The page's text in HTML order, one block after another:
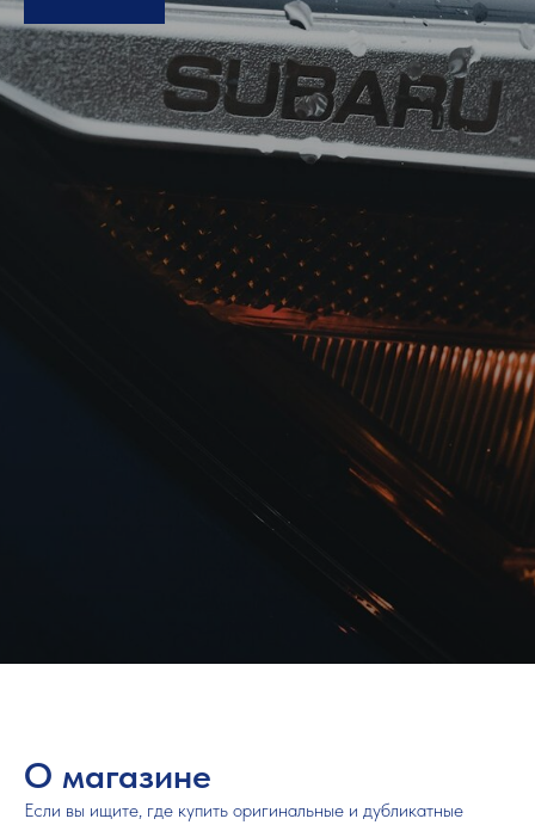
О магазине
Если вы ищите, где купить оригинальные и дубликатные